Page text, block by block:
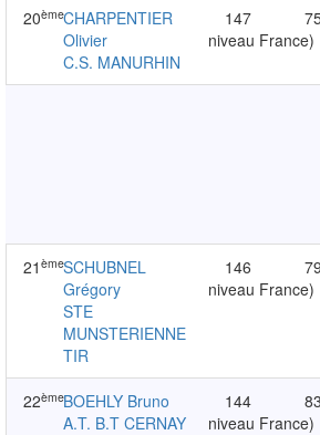
20èmeCHARPENTIER
Olivier
C.S. MANURHIN
147
niveau France)
21 èmeSCHUBNEL
Grégory
STE
MUNSTERIENNE
TIR
146 79
niveau France)
22èmeBOEHLY Bruno
A.T. B.T CERNAY
144 83
niveau France)